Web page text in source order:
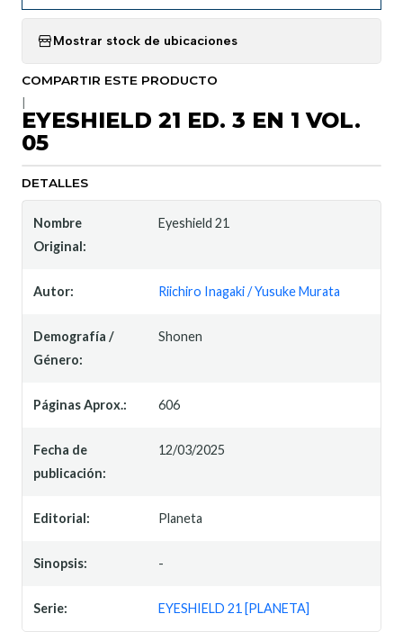
Mostrar stock de ubicaciones
COMPARTIR ESTE PRODUCTO
EYESHIELD 21 ED. 3 EN 1 VOL.
05
DETALLES
Nombre
Original:
Eyeshield 21
Autor: Riichiro Inagaki / Yusuke Murata
Demografía /
Género:
Shonen
Páginas Aprox.: 606
Fecha de
publicación:
12/03/2025
Editorial: Planeta
Sinopsis: -
Serie: EYESHIELD 21 [PLANETA]